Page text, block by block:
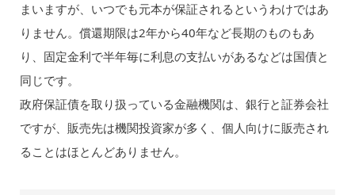
まいますが、いつでも元本が保証されるというわけではあ
りません。償還期限は2年から40年など長期のものもあ
り、固定金利で半年毎に利息の支払いがあるなどは国債と
同じです。
政府保証債を取り扱っている金融機関は、銀行と証券会社
ですが、販売先は機関投資家が多く、個人向けに販売され
ることはほとんどありません。